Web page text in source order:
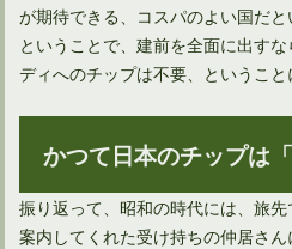
ゴルフのルールではボールについ
が期待できる、コスパのよい国だと
ということで、建前を全面に出す
ディへのチップは不要、ということ
かつて日本のチップは
振り返って、昭和の時代には、旅
案内してくれた受け持ちの仲居さ